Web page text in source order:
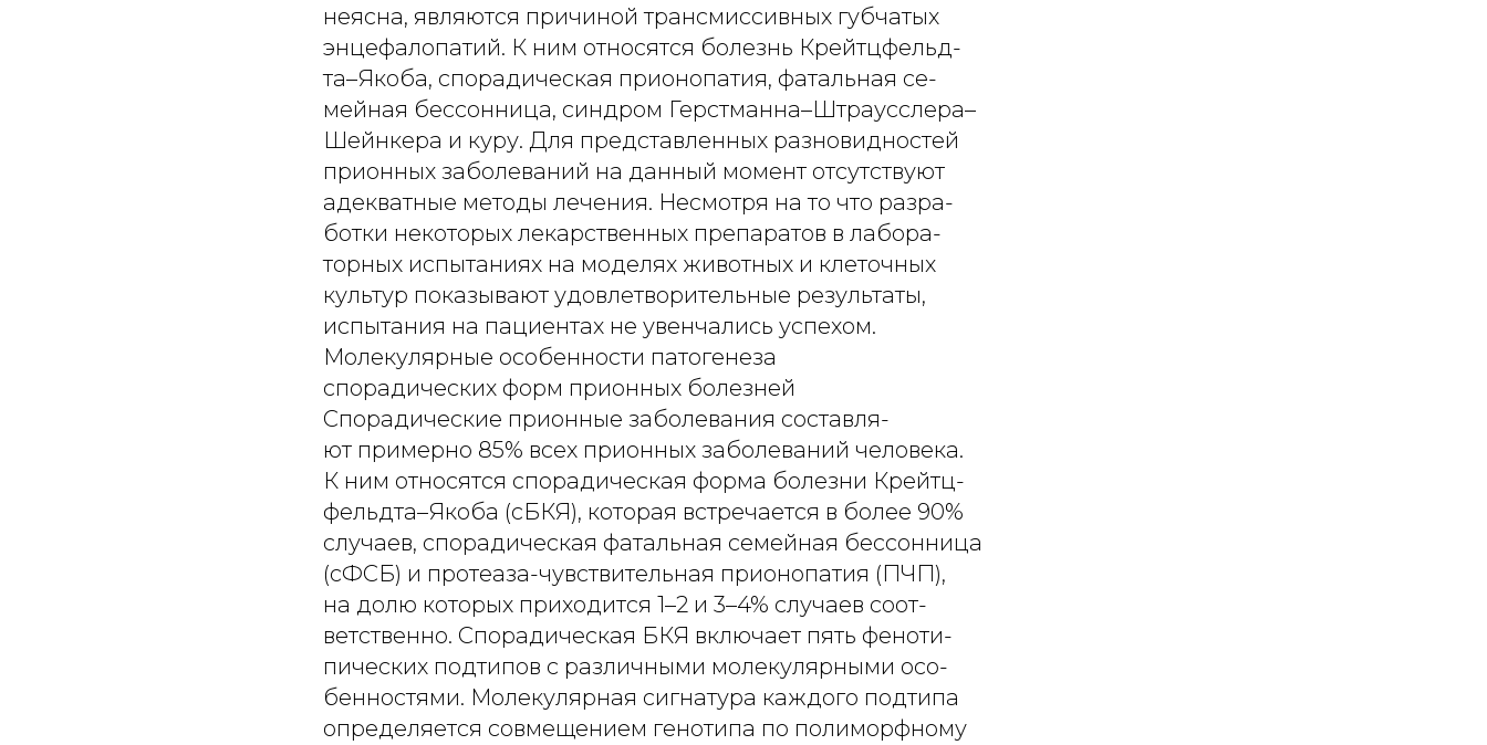
неясна, являются причиной трансмиссивных губчатых
энцефалопатий. К ним относятся болезнь Крейтцфельд-
та–Якоба, спорадическая прионопатия, фатальная се-
мейная бессонница, синдром Герстманна–Штраусслера–
Шейнкера и куру. Для представленных разновидностей
прионных заболеваний на данный момент отсутствуют
адекватные методы лечения. Несмотря на то что разра-
ботки некоторых лекарственных препаратов в лабора-
торных испытаниях на моделях животных и клеточных
культур показывают удовлетворительные результаты,
испытания на пациентах не увенчались успехом.
Молекулярные особенности патогенеза
спорадических форм прионных болезней
Спорадические прионные заболевания составля-
ют примерно 85% всех прионных заболеваний человека.
К ним относятся спорадическая форма болезни Крейтц-
фельдта–Якоба (сБКЯ), которая встречается в более 90%
случаев, спорадическая фатальная семейная бессонница
(сФСБ) и протеаза-чувствительная прионопатия (ПЧП),
на долю которых приходится 1–2 и 3–4% случаев соот-
ветственно. Спорадическая БКЯ включает пять феноти-
пических подтипов с различными молекулярными осо-
бенностями. Молекулярная сигнатура каждого подтипа
определяется совмещением генотипа по полиморфному